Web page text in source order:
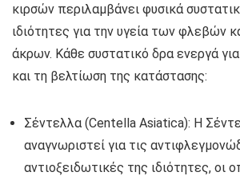
κιρσών περιλαμβάνει φυσικά
ιδιότητες για την υγεία των φλεβών
άκρων. Κάθε συστατικό δρα ενεργά
και τη βελτίωση της κατάστασης:
Σέντελλα (Centella Asiatica): Η
αναγνωριστεί για τις
αντιοξειδωτικές της ιδιότητες, οι